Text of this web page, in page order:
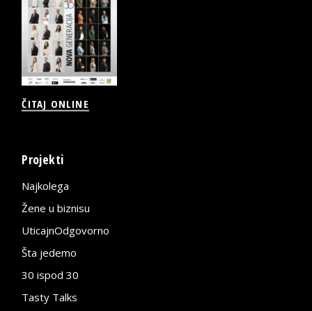
ČITAJ ONLINE
Projekti
Najkolega
Žene u biznisu
UticajnOdgovorno
Šta jedemo
30 ispod 30
Tasty Talks